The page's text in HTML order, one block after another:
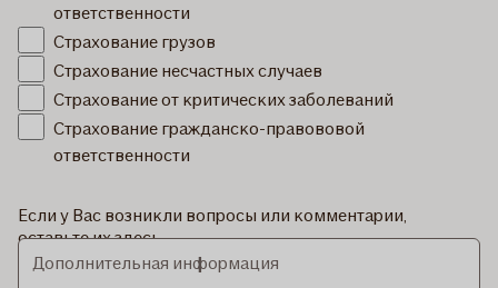
ответственности
Страхование грузов
Страхование несчастных случаев
Страхование от критических заболеваний
Страхование гражданско-правововой
ответственности
Если у Вас возникли вопросы или комментарии,
оставьте их здесь